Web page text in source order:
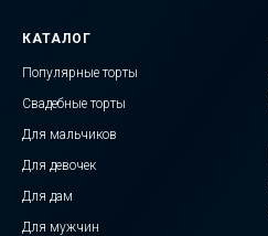
КАТАЛОГ
Популярные торты
Свадебные торты
Для мальчиков
Для девочек
Для дам
Для мужчин